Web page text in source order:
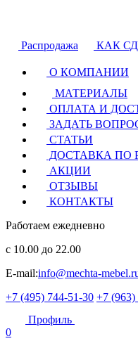
Распродажа КАК
О КОМПАНИИ
МАТЕРИАЛЫ
ОПЛАТА И
ЗАДАТЬ
СТАТЬИ
ДОСТАВКА ПО
АКЦИИ
ОТЗЫВЫ
КОНТАКТЫ
Работаем ежедневно
с 10.00 до 22.00
E-mail:info@mechta-
+7 (495) 744-51-30 +7 (963)
Профиль
0